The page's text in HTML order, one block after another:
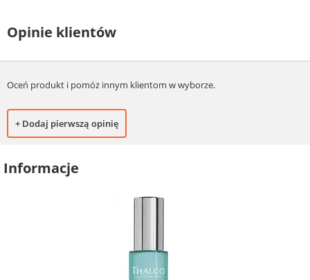
Opinie klientów
Oceń produkt i pomóż innym klientom w wyborze.
+ Dodaj pierwszą opinię
Informacje